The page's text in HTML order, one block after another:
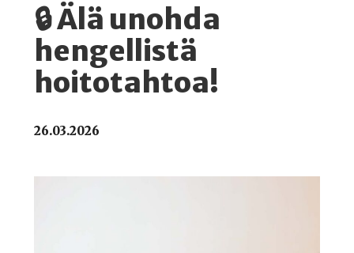
🔒 Älä unohda
hengellistä
hoitotahtoa!
26.03.2026